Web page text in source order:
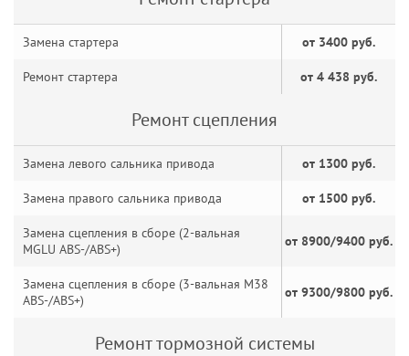
Замена стартера от 3400 руб.
Ремонт стартера от 4 438 руб.
Ремонт сцепления
Замена левого сальника привода от 1300 руб.
Замена правого сальника привода от 1500 руб.
Замена сцепления в сборе (2-вальная
MGLU ABS-/ABS+)
от 8900/9400 руб.
Замена сцепления в сборе (3-вальная M38
ABS-/ABS+)
от 9300/9800 руб.
Ремонт тормозной системы